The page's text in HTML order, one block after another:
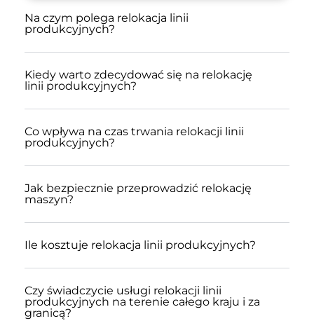
Na czym polega relokacja linii
produkcyjnych?
Kiedy warto zdecydować się na relokację
linii produkcyjnych?
Co wpływa na czas trwania relokacji linii
produkcyjnych?
Jak bezpiecznie przeprowadzić relokację
maszyn?
Ile kosztuje relokacja linii produkcyjnych?
Czy świadczycie usługi relokacji linii
produkcyjnych na terenie całego kraju i za
granicą?